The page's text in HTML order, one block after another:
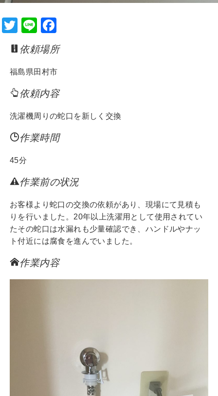
T
wi
tt
er
Li
n
e
a
c
e
b
o
o
k
依頼場所
福島県田村市
依頼内容
洗濯機周りの蛇口を新しく交換
作業時間
45分
作業前の状況
お客様より蛇口の交換の依頼があり、現場にて見積も
りを行いました。20年以上洗濯用として使用されてい
たその蛇口は水漏れも少量確認でき、ハンドルやナッ
ト付近には腐食を進んでいました。
作業内容